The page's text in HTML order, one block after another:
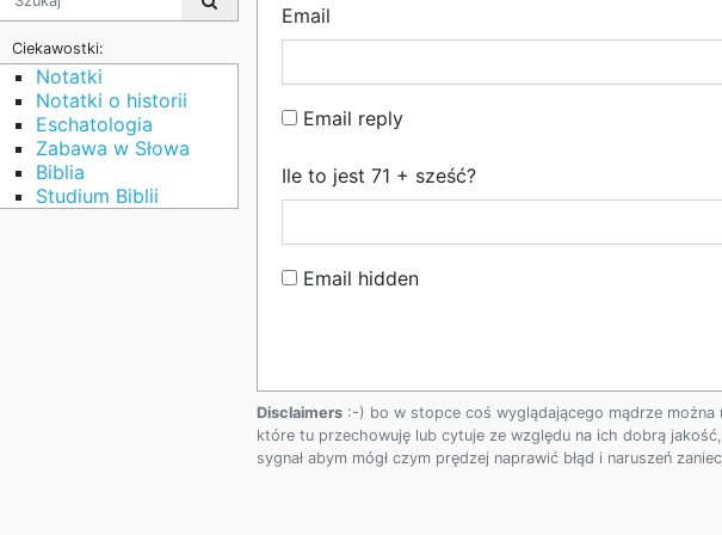
Ciekawostki:
Notatki
Notatki o historii
Eschatologia
Zabawa w Słowa
Biblia
Studium Biblii
Email
Email reply
Ile to jest 71 + sześć?
Email hidden
Disclaimers :-) bo w stopce coś wyglądającego mądrze można
które tu przechowuję lub cytuje ze względu na ich dobrą
sygnał abym mógł czym prędzej naprawić błąd i naruszeń